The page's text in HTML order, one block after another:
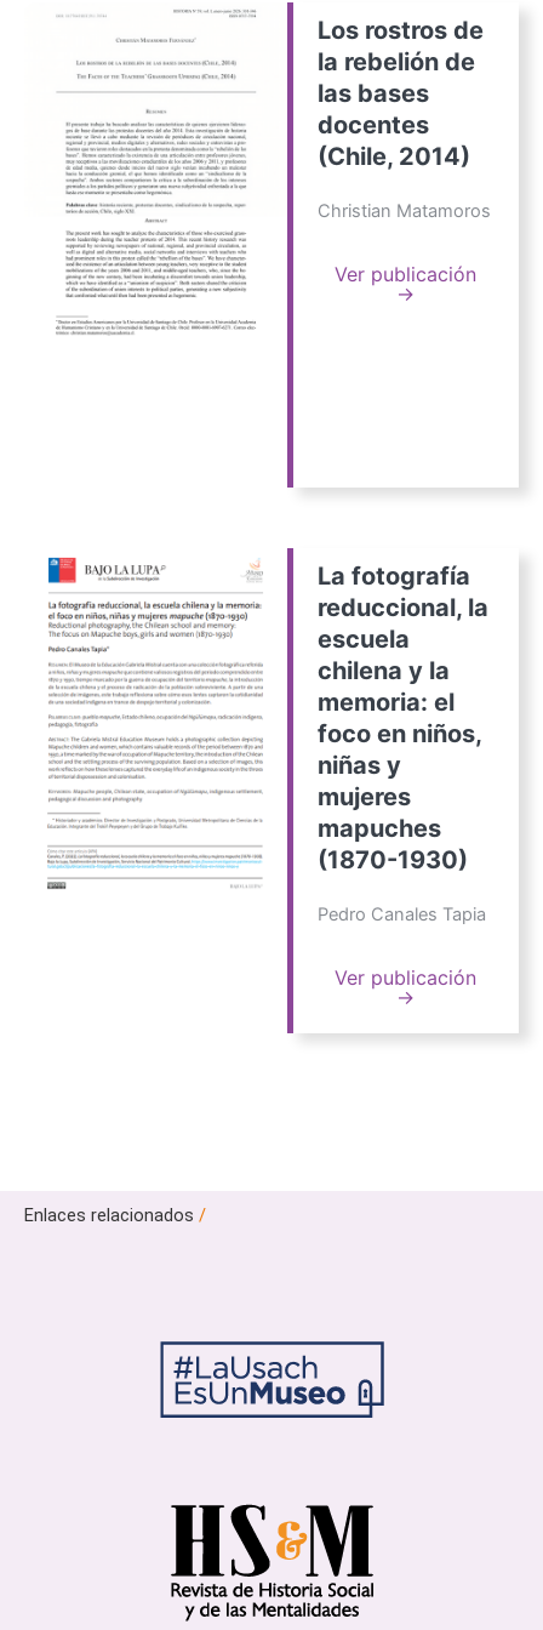
Los rostros de
la rebelión de
las bases
docentes
(Chile, 2014)
Christian Matamoros
Ver publicación
→
La fotografía
reduccional, la
escuela
chilena y la
memoria: el
foco en niños,
niñas y
mujeres
mapuches
(1870-1930)
Pedro Canales Tapia
Ver publicación
→
Enlaces relacionados /